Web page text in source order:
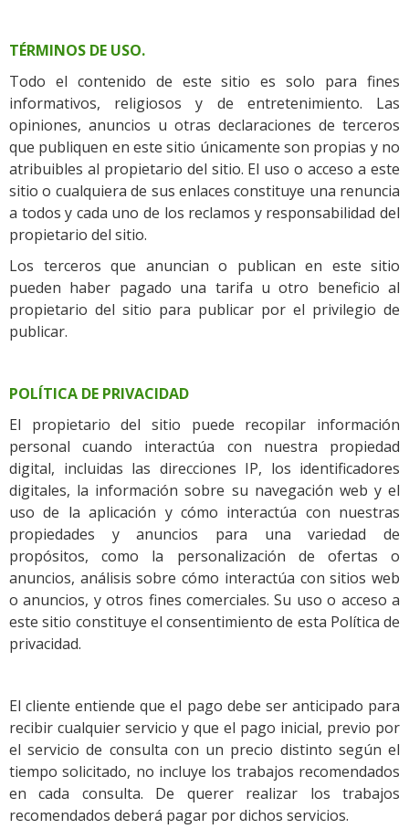
TÉRMINOS DE USO.
Todo el contenido de este sitio es solo para fines
informativos, religiosos y de entretenimiento. Las
opiniones, anuncios u otras declaraciones de terceros
que publiquen en este sitio únicamente son propias y no
atribuibles al propietario del sitio. El uso o acceso a este
sitio o cualquiera de sus enlaces constituye una renuncia
a todos y cada uno de los reclamos y responsabilidad del
propietario del sitio.
Los terceros que anuncian o publican en este sitio
pueden haber pagado una tarifa u otro beneficio al
propietario del sitio para publicar por el privilegio de
publicar.
POLÍTICA DE PRIVACIDAD
El propietario del sitio puede recopilar información
personal cuando interactúa con nuestra propiedad
digital, incluidas las direcciones IP, los identificadores
digitales, la información sobre su navegación web y el
uso de la aplicación y cómo interactúa con nuestras
propiedades y anuncios para una variedad de
propósitos, como la personalización de ofertas o
anuncios, análisis sobre cómo interactúa con sitios web
o anuncios, y otros fines comerciales. Su uso o acceso a
este sitio constituye el consentimiento de esta Política de
privacidad.
El cliente entiende que el pago debe ser anticipado para
recibir cualquier servicio y que el pago inicial, previo por
el servicio de consulta con un precio distinto según el
tiempo solicitado, no incluye los trabajos recomendados
en cada consulta. De querer realizar los trabajos
recomendados deberá pagar por dichos servicios.